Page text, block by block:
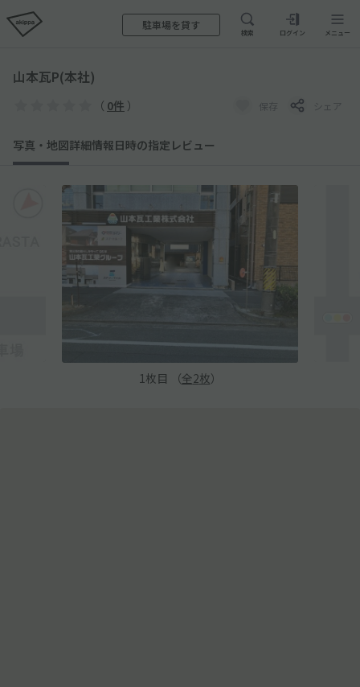
駐車場を貸す
検索 ログイン メニュー
山本瓦P(本社)
（ 0件 ） 保存 シェア
写真・地図詳細情報日時の指定 レビュー
1 枚目 （全2枚）